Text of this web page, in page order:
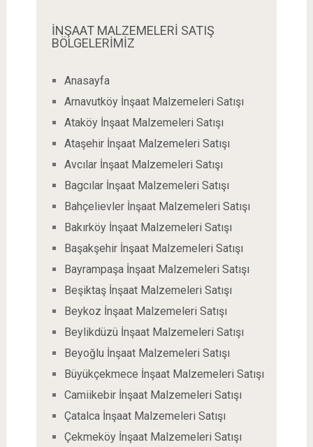
İNŞAAT MALZEMELERİ SATIŞ
BÖLGELERİMİZ
Anasayfa
Arnavutköy İnşaat Malzemeleri Satışı
Ataköy İnşaat Malzemeleri Satışı
Ataşehir İnşaat Malzemeleri Satışı
Avcılar İnşaat Malzemeleri Satışı
Bagcılar İnşaat Malzemeleri Satışı
Bahçelievler İnşaat Malzemeleri Satışı
Bakırköy İnşaat Malzemeleri Satışı
Başakşehir İnşaat Malzemeleri Satışı
Bayrampaşa İnşaat Malzemeleri Satışı
Beşiktaş İnşaat Malzemeleri Satışı
Beykoz İnşaat Malzemeleri Satışı
Beylikdüzü İnşaat Malzemeleri Satışı
Beyoğlu İnşaat Malzemeleri Satışı
Büyükçekmece İnşaat Malzemeleri Satışı
Camiikebir İnşaat Malzemeleri Satışı
Çatalca İnşaat Malzemeleri Satışı
Çekmeköy İnşaat Malzemeleri Satışı